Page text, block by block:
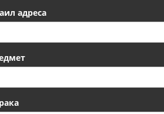
адреса